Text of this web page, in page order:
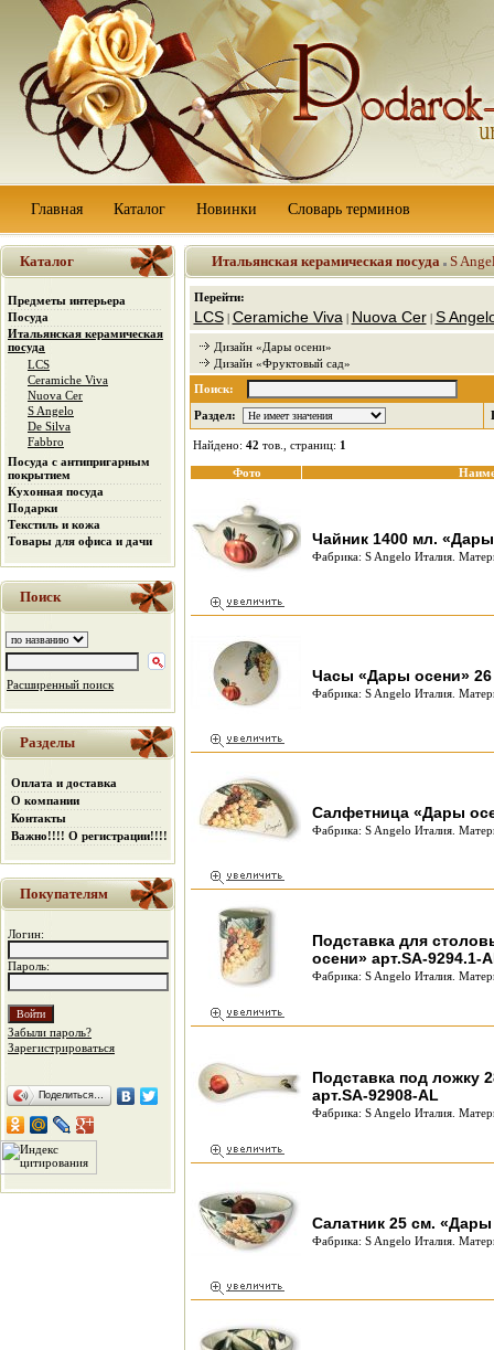
Главная Каталог Новинки Словарь терминов
Каталог
Предметы интерьера
Посуда
Итальянская керамическая
посуда
LCS
Ceramiche Viva
Nuova Cer
S Angelo
De Silva
Fabbro
Посуда с антипригарным
покрытием
Кухонная посуда
Подарки
Текстиль и кожа
Товары для офиса и дачи
Поиск
Расширенный поиск
Разделы
Оплата и доставка
О компании
Контакты
Важно!!!! О регистрации!!!!
Покупателям
Логин:
Пароль:
Забыли пароль?
Зарегистрироваться
Поделиться…
Итальянская керамическая посуда S
Перейти:
LCS| Ceramiche Viva | Nuova Cer| S
Дизайн «Дары осени»
Дизайн «Фруктовый сад»
Поиск:
Раздел:
Найдено: 42 тов., страниц: 1
Фото
Чайник 1400 мл.
Фабрика: S Angelo Италия.
Часы «Дары осени» 26
Фабрика: S Angelo Италия.
Салфетница «Дары
Фабрика: S Angelo Италия.
Подставка для
осени» арт.SA-9294.1-
Фабрика: S Angelo Италия.
Подставка под ложку
арт.SA-92908-AL
Фабрика: S Angelo Италия.
Салатник 25 см. «Дары
Фабрика: S Angelo Италия.